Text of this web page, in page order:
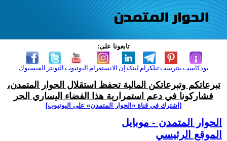
تابعونا على:
الفيسبوك التويتر اليوتيوب الانستغرام لينكدإن تيلكرامبنترست بودكاست
تبرعاتكم وتبرعاتكن المالية تحفظ استقلال الحوار المتمدن،
فشاركونا في دعم استمرارية هذا الفضاء اليساري الحر
[اشترك في قناة ‫«الحوار المتمدن» على اليوتيوب]
الحوار المتمدن - موبايل
الموقع الرئيسي